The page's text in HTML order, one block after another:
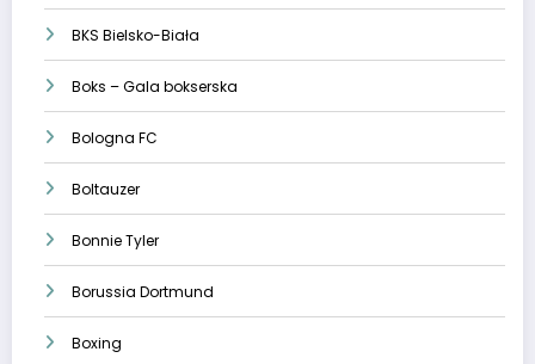
BKS Bielsko-Biała
Boks – Gala bokserska
Bologna FC
Boltauzer
Bonnie Tyler
Borussia Dortmund
Boxing